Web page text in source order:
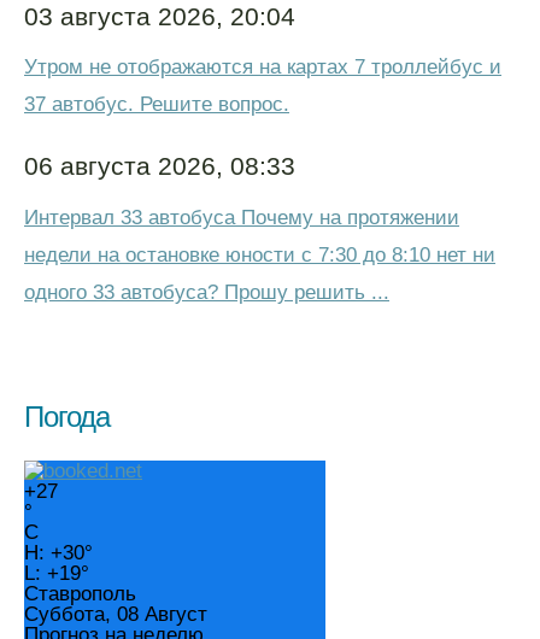
03 августа 2026, 20:04
Утром не отображаются на картах 7 троллейбус и
37 автобус. Решите вопрос.
06 августа 2026, 08:33
Интервал 33 автобуса Почему на протяжении
недели на остановке юности с 7:30 до 8:10 нет ни
одного 33 автобуса? Прошу решить ...
Погода
+27
°
C
H: +30°
L: +19°
Ставрополь
Суббота, 08 Август